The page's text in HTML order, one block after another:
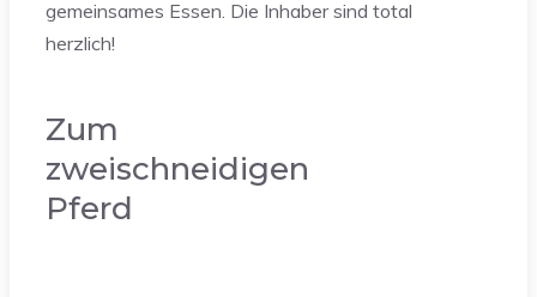
gemeinsames Essen. Die Inhaber sind total
herzlich!
Zum
zweischneidigen
Pferd